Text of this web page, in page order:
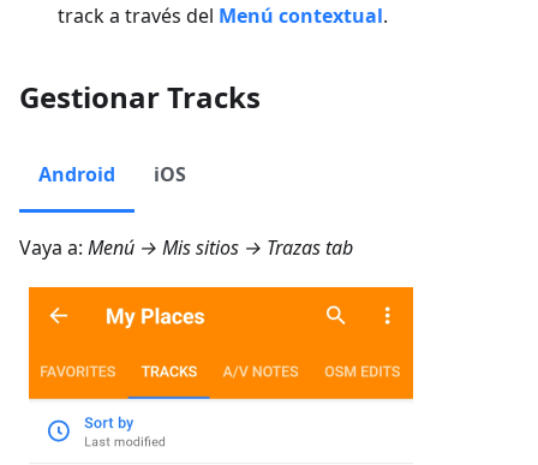
track a través del Menú contextual.
Gestionar Tracks
Android iOS
Vaya a: Menú → Mis sitios → Trazastab